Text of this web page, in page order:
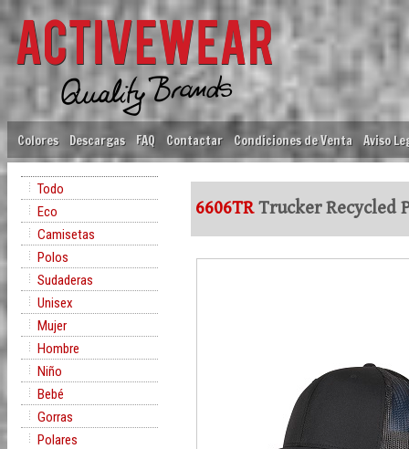
Colores Descargas FAQ Contactar Condiciones de Venta Aviso
Todo
Eco
Camisetas
Polos
Sudaderas
Unisex
Mujer
Hombre
Niño
Bebé
Gorras
Polares
6606TRTrucker Recycled